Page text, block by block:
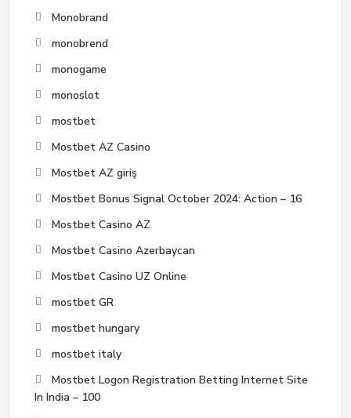
Monobrand
monobrend
monogame
monoslot
mostbet
Mostbet AZ Casino
Mostbet AZ giriş
Mostbet Bonus Signal October 2024: Action – 16
Mostbet Casino AZ
Mostbet Casino Azerbaycan
Mostbet Casino UZ Online
mostbet GR
mostbet hungary
mostbet italy
Mostbet Logon Registration Betting Internet Site
In India – 100